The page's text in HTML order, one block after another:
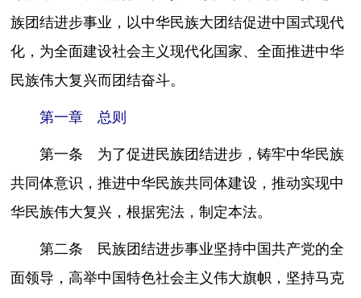
族团结进步事业，以中华民族大团结促进中国式现代
化，为全面建设社会主义现代化国家、全面推进中华
民族伟大复兴而团结奋斗。
第一章 总则
第一条 为了促进民族团结进步，铸牢中华民族
共同体意识，推进中华民族共同体建设，推动实现中
华民族伟大复兴，根据宪法，制定本法。
第二条 民族团结进步事业坚持中国共产党的全
面领导，高举中国特色社会主义伟大旗帜，坚持马克